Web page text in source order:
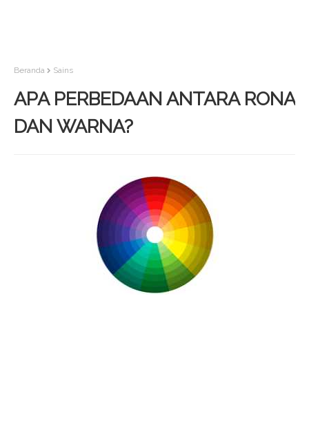
Beranda Sains
APA PERBEDAAN ANTARA RONA
DAN WARNA?